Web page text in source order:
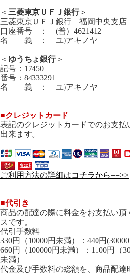
＜ 三菱東京ＵＦＪ銀行＞
三菱東京ＵＦＪ銀行 福岡中央支店
口座番号 ： (普）4621412
名 義 ： ユ)アキノヤ
＜ ゆうちょ銀行＞
記号：17450
番号：84333291
名 義 ： ユ)アキノヤ
■クレジットカード
表記のクレジットカードでのお支払
出来ます。
ご利用方法の詳細はコチラから==>>
■代引き
商品の配達の際に料金をお支払い頂
スです。
代引手数料
330円（10000円未満）：440円
660円（100000円未満）：1100円（
未満）
代金及び手数料の総額を、商品配達